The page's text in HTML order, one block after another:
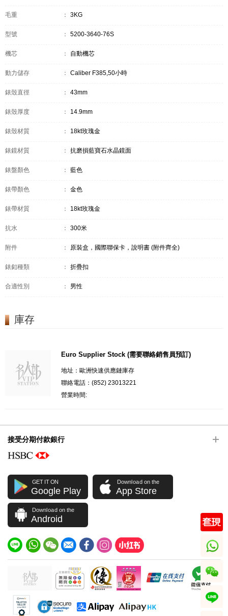
毛重 ： 3KG
型號 ： 5200-3640-76S
機芯 ： 自動機芯
動力儲存 ： Caliber F385,50小時
錶殼直徑 ： 43mm
錶殼厚度 ： 14.9mm
錶殼材質 ： 18kt玫瑰金
錶鏡材質 ： 抗磨損藍寶石水晶鏡面
錶盤顏色 ： 藍色
錶帶顏色 ： 金色
錶帶材質 ： 18kt玫瑰金
抗水 ： 300米
附件 ： 原裝盒，國際聯保卡，說明書 (附件齊全)
錶釦種類 ： 折疊扣
合適性別 ： 男性
庫存
Euro Supplier Stock (需要聯絡銷售員預訂)
地址：歐洲快速供應鏈庫存
聯絡電話：(852) 23013221
營業時間:
接受分期付款銀行
GET IT ON
Google Play
Download on the
App Store
Download on the
Android
whatsapp